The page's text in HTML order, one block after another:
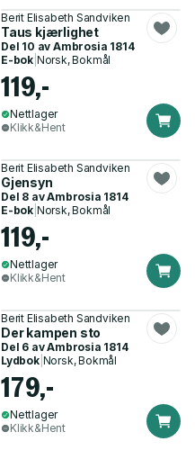
Berit Elisabeth Sandviken
Taus kjærlighet
Del 10 av Ambrosia 1814
E-bok Norsk, Bokmål
119,-
Nettlager
Klikk&Hent
Berit Elisabeth Sandviken
Gjensyn
Del 8 avAmbrosia 1814
E-bok Norsk, Bokmål
119,-
Nettlager
Klikk&Hent
Berit Elisabeth Sandviken
Der kampen sto
Del 6 avAmbrosia 1814
Lydbok| Norsk, Bokmål
179,-
Nettlager
Klikk&Hent